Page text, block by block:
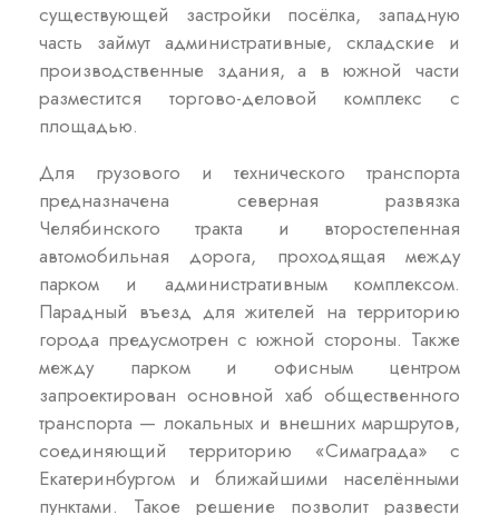
существующей застройки посёлка, западную
часть займут административные, складские и
производственные здания, а в южной части
разместится торгово-деловой комплекс с
площадью.
Для грузового и технического транспорта
предназначена северная развязка
Челябинского тракта и второстепенная
автомобильная дорога, проходящая между
парком и административным комплексом.
Парадный въезд для жителей на территорию
города предусмотрен с южной стороны. Также
между парком и офисным центром
запроектирован основной хаб общественного
транспорта — локальных и внешних маршрутов,
соединяющий территорию «Симаграда» с
Екатеринбургом и ближайшими населёнными
пунктами. Такое решение позволит развести